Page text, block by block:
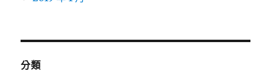
分類